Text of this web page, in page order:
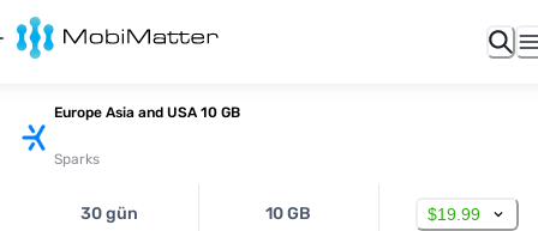
Europe Asia and USA 10 GB
Sparks
30 gün 10 GB $19.99